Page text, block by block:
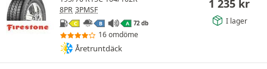
8PR 3PMSF
C B A 72 db
16 omdöme
Åretruntdäck
1 235 kr
I lager